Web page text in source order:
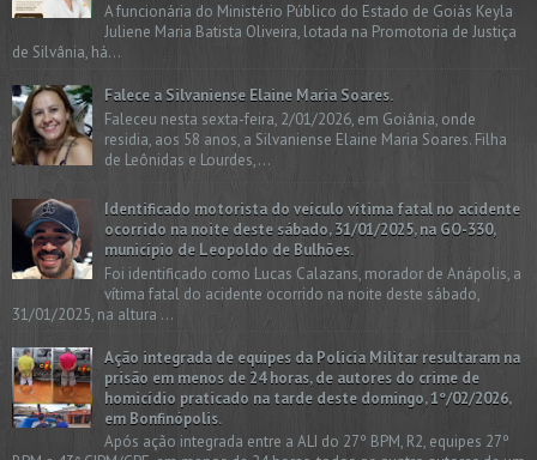
A funcionária do Ministério Público do Estado de Goiás Keyla
Juliene Maria Batista Oliveira, lotada na Promotoria de Justiça
de Silvânia, há...
Falece a Silvaniense Elaine Maria Soares.
Faleceu nesta sexta-feira, 2/01/2026, em Goiânia, onde
residia, aos 58 anos, a Silvaniense Elaine Maria Soares. Filha
de Leônidas e Lourdes,...
Identificado motorista do veículo vítima fatal no acidente
ocorrido na noite deste sábado, 31/01/2025, na GO-330,
município de Leopoldo de Bulhões.
Foi identificado como Lucas Calazans, morador de Anápolis, a
vítima fatal do acidente ocorrido na noite deste sábado,
31/01/2025, na altura ...
Ação integrada de equipes da Policia Militar resultaram na
prisão em menos de 24 horas, de autores do crime de
homicídio praticado na tarde deste domingo, 1º/02/2026,
em Bonfinópolis.
Após ação integrada entre a ALI do 27º BPM, R2, equipes 27º